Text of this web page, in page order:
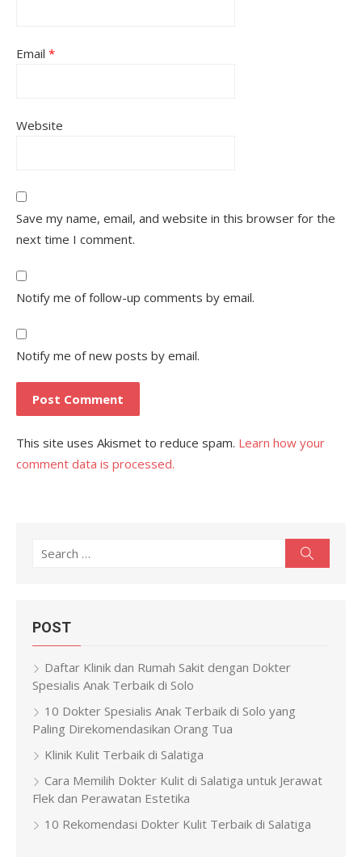
Email *
Website
Save my name, email, and website in this browser for the
next time I comment.
Notify me of follow-up comments by email.
Notify me of new posts by email.
This site uses Akismet to reduce spam. Learn how your
comment data is processed.
Search
POST
Daftar Klinik dan Rumah Sakit dengan Dokter
Spesialis Anak Terbaik di Solo
10 Dokter Spesialis Anak Terbaik di Solo yang
Paling Direkomendasikan Orang Tua
Klinik Kulit Terbaik di Salatiga
Cara Memilih Dokter Kulit di Salatiga untuk Jerawat
Flek dan Perawatan Estetika
10 Rekomendasi Dokter Kulit Terbaik di Salatiga